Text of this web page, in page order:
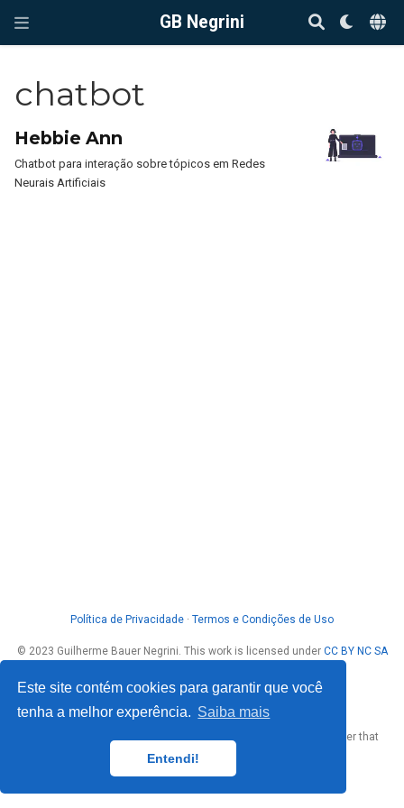
Este site contém cookies para garantir que você
tenha a melhor experência. Saiba mais
Entendi!
GB Negrini
chatbot
Hebbie Ann
Chatbot para interação sobre tópicos em Redes
Neurais Artificiais
Política de Privacidade · Termos e Condições de Uso
© 2023 Guilherme Bauer Negrini. This work is licensed under CC BY NC SA
website builder that
empowers creators.